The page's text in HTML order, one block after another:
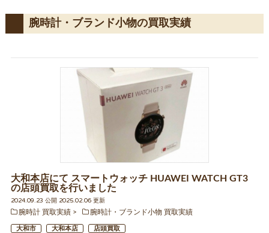
腕時計・ブランド小物の買取実績
大和本店にて スマートウォッチ HUAWEI WATCH GT3
の店頭買取を行いました
2024.09.23 公開 2025.02.06 更新
腕時計 買取実績
腕時計・ブランド小物 買取実績
大和市 大和本店 店頭買取